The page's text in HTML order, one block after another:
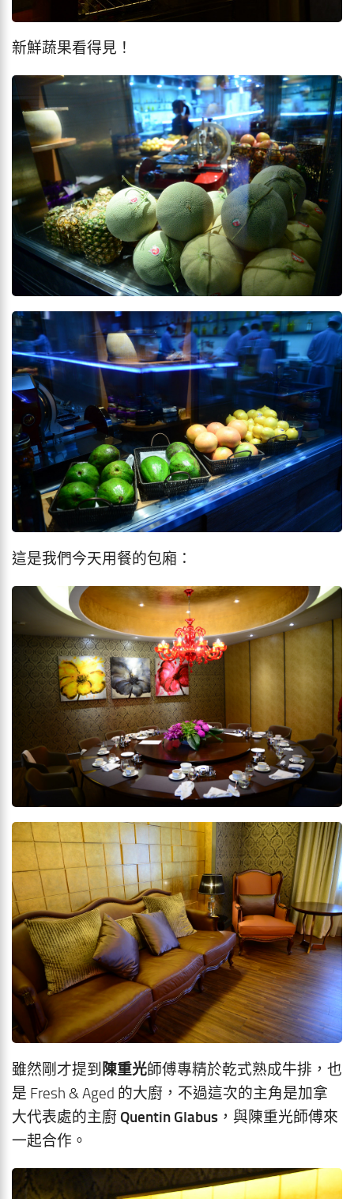
新鮮蔬果看得見！
這是我們今天用餐的包廂：
雖然剛才提到 陳重光師傅專精於乾式熟成牛排，也
是 Fresh & Aged 的大廚，不過這次的主角是加拿
大代表處的主廚 Quentin Glabus ，與陳重光師傅來
一起合作。